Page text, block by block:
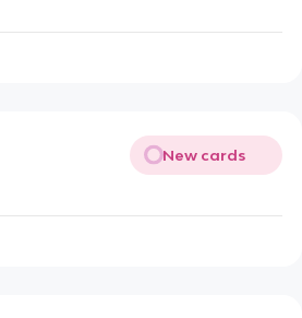
New cards